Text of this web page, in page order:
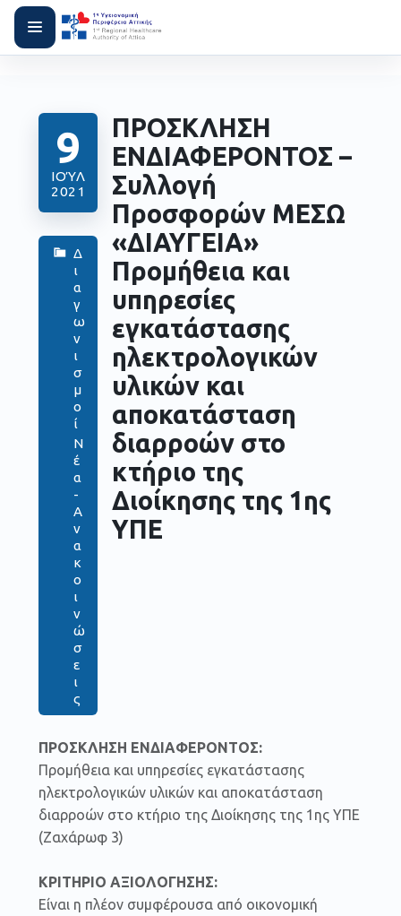
9
ΙΟΎΛ
2021
Δ
ι
α
γ
ω
ν
ι
σ
μ
ο
ί
Ν
έ
α
-
Α
ν
α
κ
ο
ι
ν
ώ
σ
ε
ι
ς
ΠΡΟΣΚΛΗΣΗ
ΕΝΔΙΑΦΕΡΟΝΤΟΣ –
Συλλογή
Προσφορών ΜΕΣΩ
«ΔΙΑΥΓΕΙΑ»
Προμήθεια και
υπηρεσίες
εγκατάστασης
ηλεκτρολογικών
υλικών και
αποκατάσταση
διαρροών στο
κτήριο της
Διοίκησης της 1ης
ΥΠΕ
ΠΡΟΣΚΛΗΣΗ ΕΝΔΙΑΦΕΡΟΝΤΟΣ:
Προμήθεια και υπηρεσίες εγκατάστασης
ηλεκτρολογικών υλικών και αποκατάσταση
διαρροών στο κτήριο της Διοίκησης της 1ης ΥΠΕ
(Ζαχάρωφ 3)
ΚΡΙΤΗΡΙΟ ΑΞΙΟΛΟΓΗΣΗΣ:
Είναι η πλέον συμφέρουσα από οικονομική